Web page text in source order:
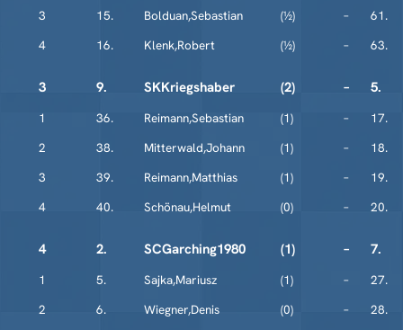
3
15. Bolduan,Sebastian (½) –
61.
4
16. Klenk,Robert (½) – 63.
3 9. SKKriegshaber (2) – 5.
1 36. Reimann,Sebastian (1) –
17.
2
38. Mitterwald,Johann (1) –
18.
3
39. Reimann,Matthias (1) –
19.
4
40. Schönau,Helmut (0) – 20.
4 2. SCGarching1980 (1) – 7.
1 5. Sajka,Mariusz (1) –
27.
2
6. Wiegner,Denis (0) –
28.